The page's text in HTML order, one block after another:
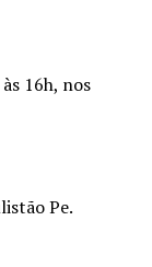
16h, nos
Pe.